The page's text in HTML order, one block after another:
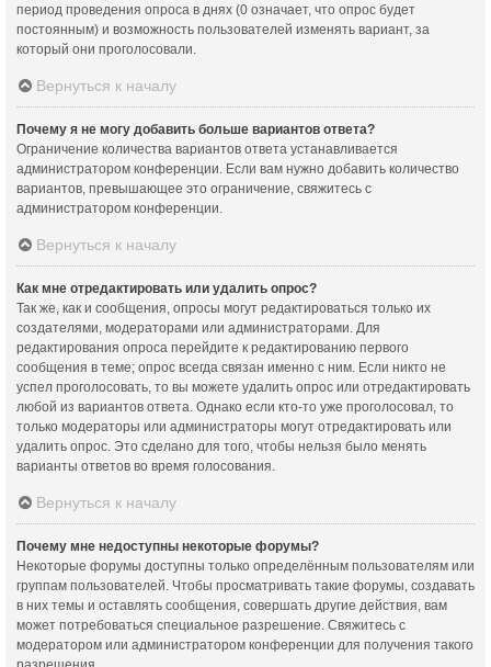
период проведения опроса в днях (0 означает, что опрос будет
постоянным) и возможность пользователей изменять вариант, за
который они проголосовали.
Вернуться к началу
Почему я не могу добавить больше вариантов ответа?
Ограничение количества вариантов ответа устанавливается
администратором конференции. Если вам нужно добавить количество
вариантов, превышающее это ограничение, свяжитесь с
администратором конференции.
Вернуться к началу
Как мне отредактировать или удалить опрос?
Так же, как и сообщения, опросы могут редактироваться только их
создателями, модераторами или администраторами. Для
редактирования опроса перейдите к редактированию первого
сообщения в теме; опрос всегда связан именно с ним. Если никто не
успел проголосовать, то вы можете удалить опрос или отредактировать
любой из вариантов ответа. Однако если кто-то уже проголосовал, то
только модераторы или администраторы могут отредактировать или
удалить опрос. Это сделано для того, чтобы нельзя было менять
варианты ответов во время голосования.
Вернуться к началу
Почему мне недоступны некоторые форумы?
Некоторые форумы доступны только определённым пользователям или
группам пользователей. Чтобы просматривать такие форумы, создавать
в них темы и оставлять сообщения, совершать другие действия, вам
может потребоваться специальное разрешение. Свяжитесь с
модератором или администратором конференции для получения такого